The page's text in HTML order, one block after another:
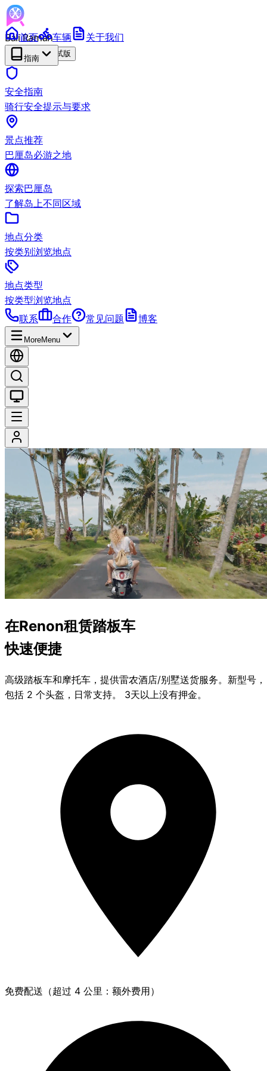
Bali Ramah
RENTAL 测试版
首页 车辆 关于我们
指南
安全指南
骑行安全提示与要求
景点推荐
巴厘岛必游之地
探索巴厘岛
了解岛上不同区域
地点分类
按类别浏览地点
地点类型
按类型浏览地点
联系
合作 常见问题 博客
MoreMenu
在Renon租赁踏板车
快速便捷
高级踏板车和摩托车，提供雷农酒店/别墅送货服务。新型号，
包括 2 个头盔，日常支持。 3天以上没有押金。
免费配送（超过 4 公里：额外费用）